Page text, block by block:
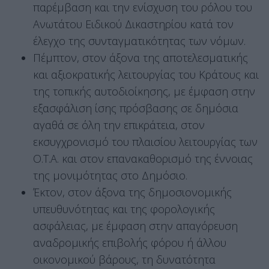
παρέμβαση και την ενίσχυση του ρόλου του
Ανωτάτου Ειδικού Δικαστηρίου κατά τον
έλεγχο της συνταγματικότητας των νόμων.
Πέμπτον, στον άξονα της αποτελεσματικής
και αξιοκρατικής λειτουργίας του Κράτους και
της τοπικής αυτοδιοίκησης, με έμφαση στην
εξασφάλιση ίσης πρόσβασης σε δημόσια
αγαθά σε όλη την επικράτεια, στον
εκσυγχρονισμό του πλαισίου λειτουργίας των
Ο.Τ.Α. και στον επανακαθορισμό της έννοιας
της μονιμότητας στο Δημόσιο.
Έκτον, στον άξονα της δημοσιονομικής
υπευθυνότητας και της φορολογικής
ασφάλειας, με έμφαση στην απαγόρευση
αναδρομικής επιβολής φόρου ή άλλου
οικονομικού βάρους, τη δυνατότητα